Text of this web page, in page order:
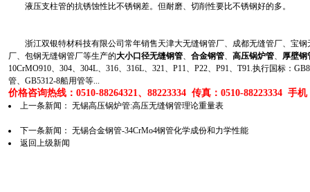
液压支柱管的抗锈蚀性比不锈钢差。但耐磨、切削性要比不锈钢好的多。
浙江双银特材科技有限公司常年销售天津大无缝钢管厂、成都无缝管厂、宝钢
厂、包钢无缝钢管厂等生产的大小口径无缝钢管、 合金钢管、 高压锅炉管、
厚壁钢
10CrMO910、304、304L、316、316L、321、P11、P22、P91、T91.执行国标：
管、GB5312-8船用管等...
价格咨询热线：0510-88264321、88223334 传真：0510-88223334 手机
上一条新闻： 无锡高压锅炉管:高压无缝钢管理论重量表
下一条新闻： 无锡合金钢管-34CrMo4钢管化学成份和力学性能
返回上级新闻